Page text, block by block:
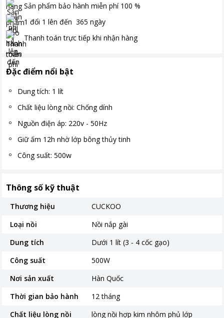
Sản phẩm bảo hành miễn phí 100 %
1 đổi 1 lên đến 365 ngày
Thanh toán trực tiếp khi nhận hàng
Đặc điểm nổi bật
Dung tích: 1 lít
Chất liệu lòng nồi: Chống dính
Nguồn điện áp: 220v - 50Hz
Giữ ấm 12h nhờ lớp bông thủy tinh
Công suất: 500w
Thông số kỹ thuật
Thương hiệu
CUCKOO
Loại nồi
Nồi nắp gài
Dung tích
Dưới 1 lít (3 - 4 cốc gạo)
Công suất
500W
Nơi sản xuất
Hàn Quốc
Thời gian bảo hành
12 tháng
Chất liệu lòng nồi
lòng nồi hợp kim nhôm phủ lớp